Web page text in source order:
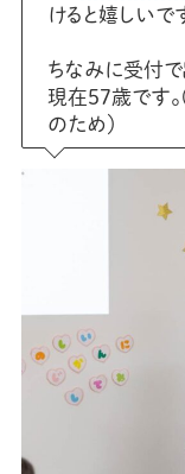
けると嬉しいで
ちなみに受付
現在57歳です
のため）